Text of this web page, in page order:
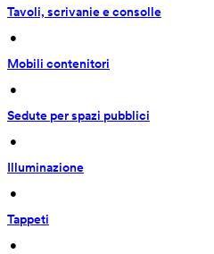
Tavoli, scrivanie e consolle
•
Mobili contenitori
•
Sedute per spazi pubblici
•
Illuminazione
•
Tappeti
•